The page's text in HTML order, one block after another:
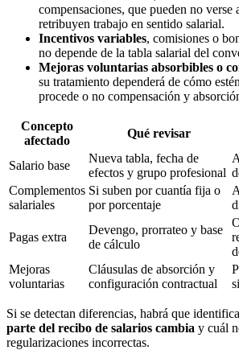
compensaciones, que pueden no verse
retribuyen trabajo en sentido salarial.
Incentivos variables, comisiones o
no depende de la tabla salarial del
Mejoras voluntarias absorbibles o
su tratamiento dependerá de cómo
procede o no compensación y
Concepto
afectado
Qué revisar
Salario base
Nueva tabla, fecha de
efectos y grupo profesional
Complementos
salariales
Si suben por cuantía fija o
por porcentaje
Pagas extra
Devengo, prorrateo y base
de cálculo
Mejoras
voluntarias
Cláusulas de absorción y
configuración contractual
Si se detectan diferencias, habrá que
parte del recibo de salarios cambia y cuál
regularizaciones incorrectas.